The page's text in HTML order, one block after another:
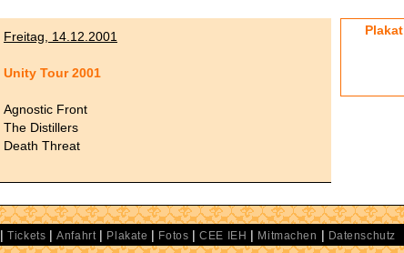
Plakat
Freitag, 14.12.2001
Unity Tour 2001
Agnostic Front
The Distillers
Death Threat
|Tickets |Anfahrt | Plakate | Fotos |CEE IEH | Mitmachen | Datenschutz